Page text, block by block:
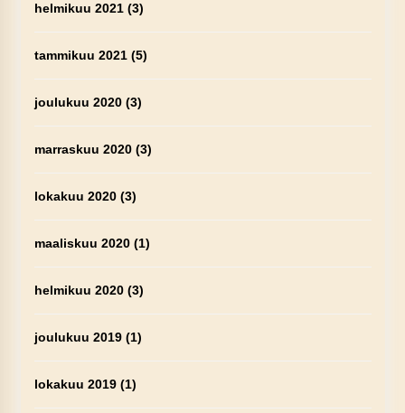
helmikuu 2021(3)
tammikuu 2021(5)
joulukuu 2020(3)
marraskuu 2020(3)
lokakuu 2020(3)
maaliskuu 2020(1)
helmikuu 2020(3)
joulukuu 2019(1)
lokakuu 2019(1)